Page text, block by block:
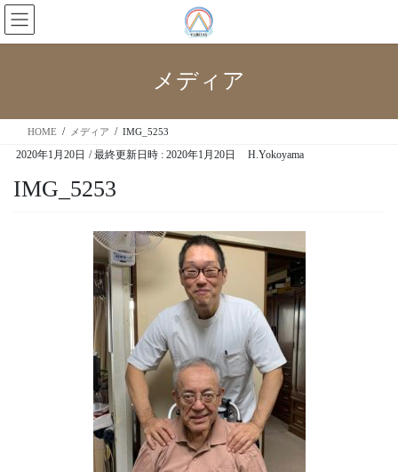
メディア
HOME メディア IMG_5253
2020年1月20日 / 最終更新日時 : 2020年1月20日 H.Yokoyama
IMG_5253